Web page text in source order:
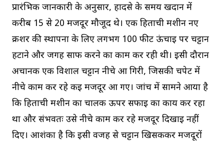
प्रारंभिक जानकारी के अनुसार, हादसे के समय खदान में
करीब 15 से 20 मजदूर मौजूद थे। एक हिताची मशीन नए
क्रशर की स्थापना के लिए लगभग 100 फीट ऊंचाई पर चट्टान
हटाने और जगह साफ करने का काम कर रही थी। इसी दौरान
अचानक एक विशाल चट्टान नीचे आ गिरी, जिसकी चपेट में
नीचे काम कर रहे कई मजदूर आ गए। जांच में सामने आया है
कि हिताची मशीन का चालक ऊपर सफाई का कार्य कर रहा
था और संभवतः उसे नीचे काम कर रहे मजदूर दिखाई नहीं
दिए। आशंका है कि इसी वजह से चट्टान खिसककर मजदूरों